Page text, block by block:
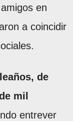
en
a coincidir
de
mil
entrever